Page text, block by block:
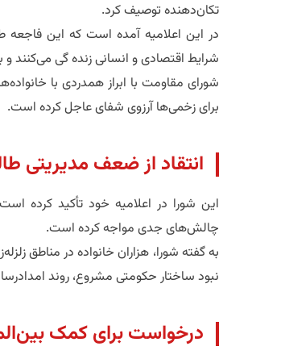
تکان‌دهنده توصیف کرد.
در این اعلامیه آمده است که این
شرایط اقتصادی و انسانی زنده گی می‌کنند
شورای مقاومت با ابراز همدردی با
برای زخمی‌ها آرزوی شفای عاجل کرده است.
انتقاد از ضعف مدیریتی
این شورا در اعلامیه خود تأکید کرده
چالش‌های جدی مواجه کرده است.
به گفته شورا، هزاران خانواده در مناطق
نبود ساختار حکومتی مشروع، روند
درخواست برای کمک